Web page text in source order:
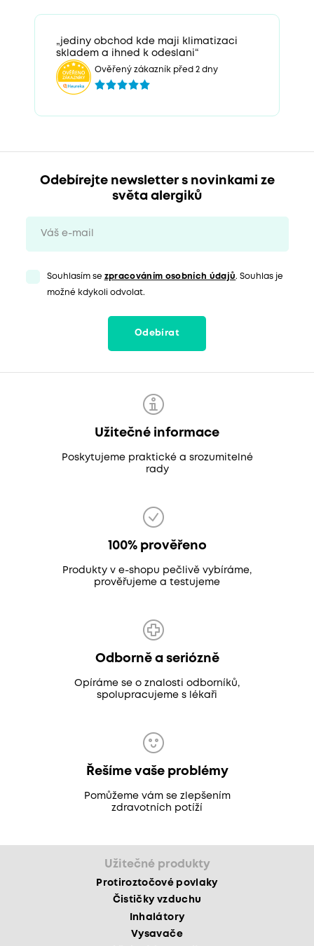
„jediny obchod kde maji klimatizaci
skladem a ihned k odeslani“
Ověřený zákazník před 2 dny
Odebírejte newsletter s novinkami ze
světa alergiků
Souhlasím se zpracováním osobních údajů. Souhlas je
možné kdykoli odvolat.
Odebírat
Užitečné informace
Poskytujeme praktické a srozumitelné
rady
100% prověřeno
Produkty v e-shopu pečlivě vybíráme,
prověřujeme a testujeme
Odborně a seriózně
Opíráme se o znalosti odborníků,
spolupracujeme s lékaři
Řešíme vaše problémy
Pomůžeme vám se zlepšením
zdravotních potíží
Užitečné produkty
Protiroztočové povlaky
Čističky vzduchu
Inhalátory
Vysavače